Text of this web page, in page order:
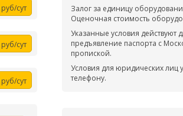
руб/сут
руб/сут
руб/сут
Залог за единицу
Оценочная стоимость
Указанные условия действуют
предъявление паспорта с
пропиской.
Условия для юридических лиц
телефону.